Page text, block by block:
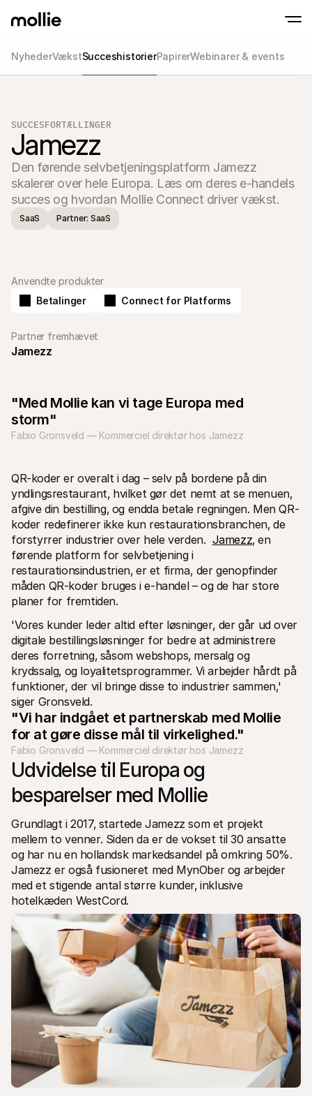
Checkout
Tilbyd et checkout
konvertering
Tilbagevendende
For Bureauer
Lær om vores Agency Partner Program
Tekniske ressourcer
Udviklerportal
Opdag udviklerressourcer og opdateringer
Discord-fællesskab
Bliv en del af vores udviklerfællesskab
Om Mollie
Priser
Se vores priser
Om os
Lær mere om vores historie og
værdier
Nyheder
Læs de seneste Mollie nyheder
Karrierer
Kom og arbejd hos os - vi søger nye
Mollie
Kontakt
For kunder
Find ud af, hvorfor Mollie er på din bankudskrift
For Mollie-kunder
Kontakt vores kundesupport
Kontakt salg
Oplev hvordan vi kan hjælpe din forretning
NyhederVækstSucceshistorierPapirerWebinarer & events
SUCCESFORTÆLLINGER
Jamezz
Den førende selvbetjeningsplatform Jamezz
skalerer over hele Europa. Læs om deres e-handels
succes og hvordan Mollie Connect driver vækst.
SaaS Partner: SaaS
"Med Mollie kan vi tage Europa med
storm"
Fabio Gronsveld — Kommerciel direktør hos Jamezz
QR-koder er overalt i dag – selv på bordene på din
yndlingsrestaurant‚ hvilket gør det nemt at se menuen‚
afgive din bestilling‚ og endda betale regningen. Men QR-
koder redefinerer ikke kun restaurationsbranchen‚ de
forstyrrer industrier over hele verden. Jamezz‚ en
førende platform for selvbetjening i
restaurationsindustrien‚ er et firma, der genopfinder
måden QR-koder bruges i e-handel – og de har store
planer for fremtiden.
'Vores kunder leder altid efter løsninger, der går ud over
digitale bestillingsløsninger for bedre at administrere
deres forretning‚ såsom webshops‚ mersalg og
krydssalg‚ og loyalitetsprogrammer. Vi arbejder hårdt på
funktioner, der vil bringe disse to industrier sammen‚'
siger Gronsveld.
"Vi har indgået et partnerskab med Mollie
for at gøre disse mål til virkelighed."
Fabio Gronsveld — Kommerciel direktør hos Jamezz
Udvidelse til Europa og
besparelser med Mollie
Grundlagt i 2017‚ startede Jamezz som et projekt
mellem to venner. Siden da er de vokset til 30 ansatte
og har nu en hollandsk markedsandel på omkring 50%.
Jamezz er også fusioneret med MynOber og arbejder
med et stigende antal større kunder‚ inklusive
hotelkæden WestCord.
Anvendte produkter
Betalinger
Connect for Platforms
Partner fremhævet
Jamezz